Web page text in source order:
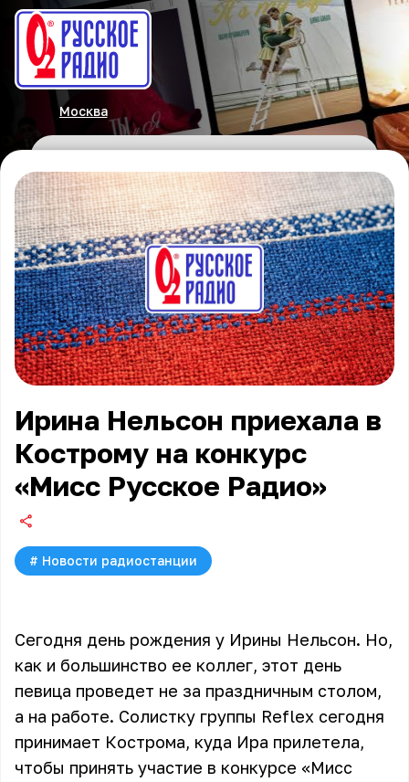
Москва
Ирина Нельсон приехала в
Кострому на конкурс
«Мисс Русское Радио»
# Новости радиостанции
Сегодня день рождения у Ирины Нельсон. Но,
как и большинство ее коллег, этот день
певица проведет не за праздничным столом,
а на работе. Солистку группы Reflex сегодня
принимает Кострома, куда Ира прилетела,
чтобы принять участие в конкурсе «Мисс